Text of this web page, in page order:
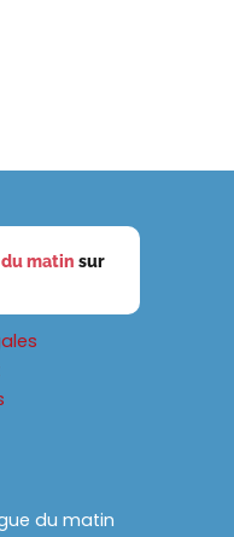
matin sur
du matin